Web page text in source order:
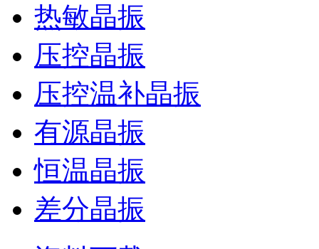
热敏晶振
压控晶振
压控温补晶振
有源晶振
恒温晶振
差分晶振